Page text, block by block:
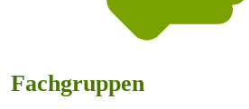
Fachgruppen